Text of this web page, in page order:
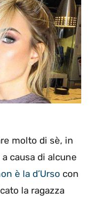
molto di sè, in
causa di alcune
è la d’Urso con
la ragazza